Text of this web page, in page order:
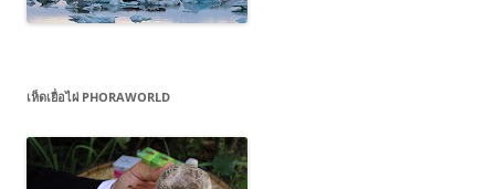
เห็ดเยื่อไผ่ PHORAWORLD